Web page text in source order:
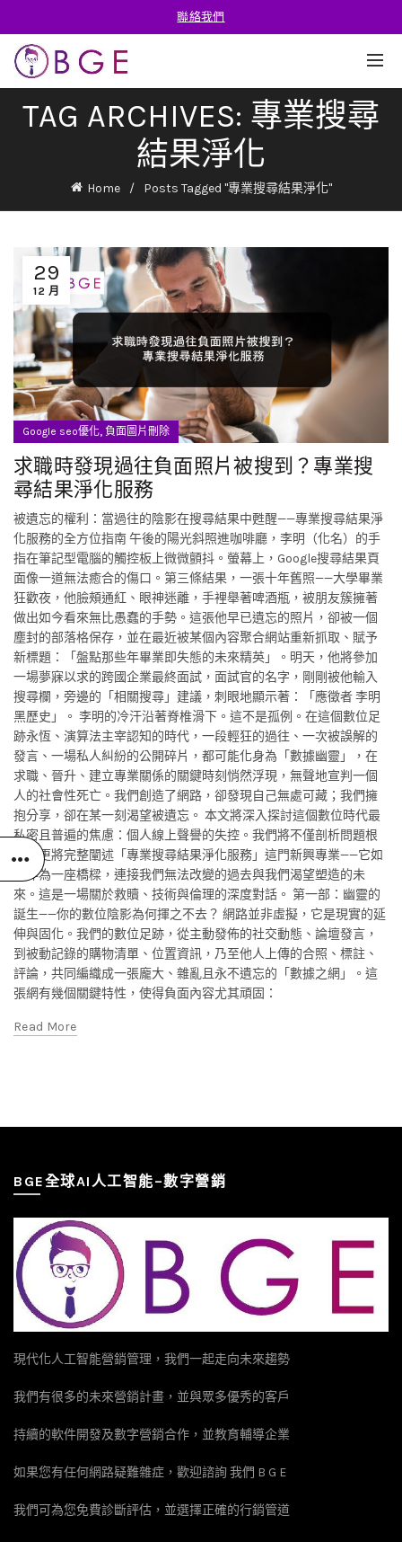
聯絡我們
TAG ARCHIVES: 專業搜尋
結果淨化
Home Posts Tagged "專業搜尋結果淨化"
29
12 月
Google seo優化, 負面圖片刪除
求職時發現過往負面照片被搜到？專業搜
尋結果淨化服務
被遺忘的權利：當過往的陰影在搜尋結果中甦醒——專業搜尋結果淨
化服務的全方位指南 午後的陽光斜照進咖啡廳，李明（化名）的手
指在筆記型電腦的觸控板上微微顫抖。螢幕上，Google搜尋結果頁
面像一道無法癒合的傷口。第三條結果，一張十年舊照——大學畢業
狂歡夜，他臉頰通紅、眼神迷離，手裡舉著啤酒瓶，被朋友簇擁著
做出如今看來無比愚蠢的手勢。這張他早已遺忘的照片，卻被一個
塵封的部落格保存，並在最近被某個內容聚合網站重新抓取、賦予
新標題：「盤點那些年畢業即失態的未來精英」。明天，他將參加
一場夢寐以求的跨國企業最終面試，面試官的名字，剛剛被他輸入
搜尋欄，旁邊的「相關搜尋」建議，刺眼地顯示著：「應徵者 李明
黑歷史」。 李明的冷汗沿著脊椎滑下。這不是孤例。在這個數位足
跡永恆、演算法主宰認知的時代，一段輕狂的過往、一次被誤解的
發言、一場私人糾紛的公開碎片，都可能化身為「數據幽靈」，在
求職、晉升、建立專業關係的關鍵時刻悄然浮現，無聲地宣判一個
人的社會性死亡。我們創造了網路，卻發現自己無處可藏；我們擁
抱分享，卻在某一刻渴望被遺忘。 本文將深入探討這個數位時代最
私密且普遍的焦慮：個人線上聲譽的失控。我們將不僅剖析問題根
源，更將完整闡述「專業搜尋結果淨化服務」這門新興專業——它如
何作為一座橋樑，連接我們無法改變的過去與我們渴望塑造的未
來。這是一場關於救贖、技術與倫理的深度對話。 第一部：幽靈的
誕生——你的數位陰影為何揮之不去？ 網路並非虛擬，它是現實的延
伸與固化。我們的數位足跡，從主動發佈的社交動態、論壇發言，
到被動記錄的購物清單、位置資訊，乃至他人上傳的合照、標註、
評論，共同編織成一張龐大、雜亂且永不遺忘的「數據之網」。這
張網有幾個關鍵特性，使得負面內容尤其頑固：
Read More
BGE全球AI人工智能–數字營銷
現代化人工智能營銷管理，我們一起走向未來趨勢
我們有很多的未來營銷計畫，並與眾多優秀的客戶
持續的軟件開發及數字營銷合作，並教育輔導企業
如果您有任何網路疑難雜症，歡迎諮詢 我們 B G E
我們可為您免費診斷評估，並選擇正確的行銷管道